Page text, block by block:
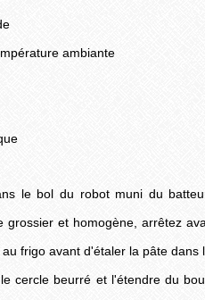
ambiante
le bol du robot muni du
grossier et homogène, arrêtez
frigo avant d'étaler la pâte dans
cercle beurré et l'étendre du